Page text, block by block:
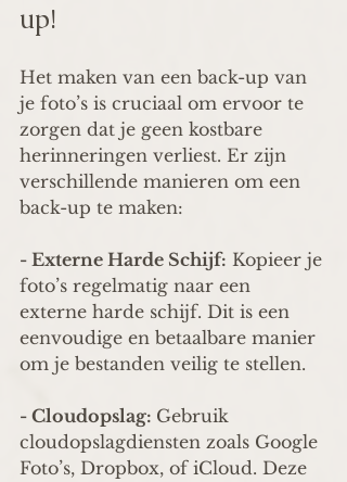
up!
Het maken van een back-up van
je foto’s is cruciaal om ervoor te
zorgen dat je geen kostbare
herinneringen verliest. Er zijn
verschillende manieren om een
back-up te maken:
- Externe Harde Schijf: Kopieer je
foto’s regelmatig naar een
externe harde schijf. Dit is een
eenvoudige en betaalbare manier
om je bestanden veilig te stellen.
- Cloudopslag: Gebruik
cloudopslagdiensten zoals Google
Foto’s, Dropbox, of iCloud. Deze